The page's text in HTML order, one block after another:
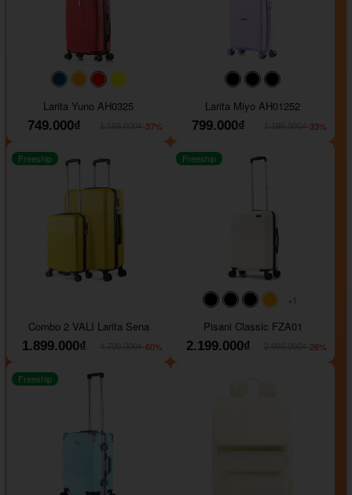
#093f69#ffa500#FF0000
Larita Yuno AH0325
749.000₫
-37%
#000000#000000
Larita Miyo AH01252
799.000₫
-33%
Freeship
Combo 2 VALI Larita Sena
1.899.000₫
-60%
#000000#000000#000000
+1
Freeship
Pisani Classic FZA01
2.199.000₫
-26%
Freeship